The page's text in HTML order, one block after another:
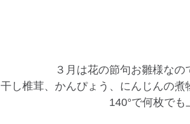
３月は花の節句お雛様なの
干し椎茸、かんぴょう、にんじんの
140°で何枚でも